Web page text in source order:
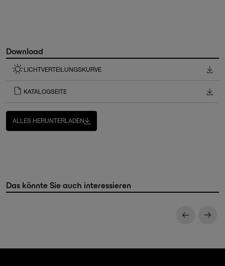
Download
LICHTVERTEILUNGSKURVE
KATALOGSEITE
ALLES HERUNTERLADEN
Das könnte Sie auch interessieren